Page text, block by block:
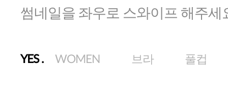
썸네일을 좌우로 스와이프 해주세
YES. WOMEN 브라 풀컵